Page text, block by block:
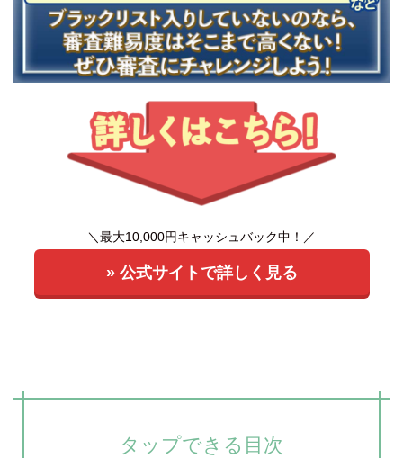
＼最大10,000円キャッシュバック中！／
» 公式サイトで詳しく見る
タップできる目次